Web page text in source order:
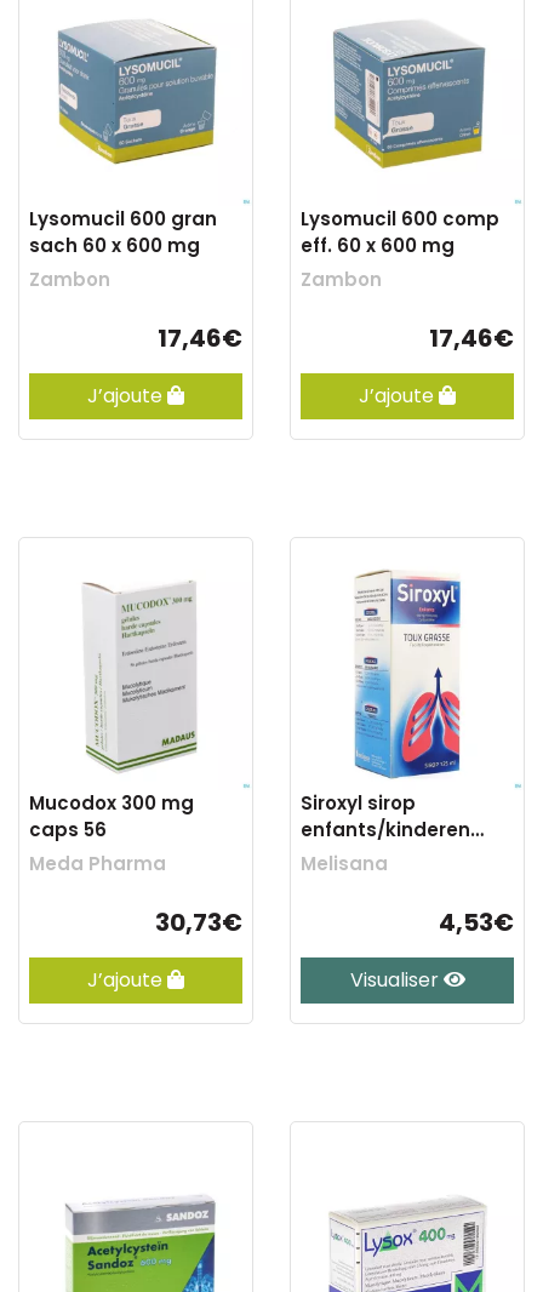
Lysomucil 600 gran
sach 60 x 600 mg
Zambon
17,46€
J’ajoute
Lysomucil 600 comp
eff. 60 x 600 mg
Zambon
17,46€
J’ajoute
Mucodox 300 mg
caps 56
Meda Pharma
30,73€
J’ajoute
Siroxyl sirop
enfants/kinderen
125ml 100 mg/5 ml
Melisana
4,53€
Visualiser